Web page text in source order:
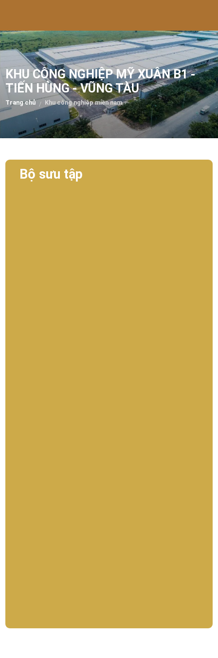
KHU CÔNG NGHIỆP MỸ XUÂN B1 -
TIẾN HÙNG - VŨNG TÀU
Trang chủ / Khu công nghiệp miền nam
Bộ sưu tập